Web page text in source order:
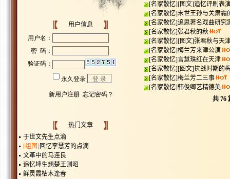
用户信息
热门文章
于世文先生点滴
[组图] 回忆李慧芳的点滴
文革中的马连良
追忆坤生翘楚王则昭
鲜灵霞枯木逢春
[名家散忆][图文]追忆评剧表
[名家散忆]末世王孙与关肃霜
[名家散忆]追思著名戏曲研究
[名家散忆]张君秋的秋
[名家散忆][图文]张君秋与天
[名家散忆]梅兰芳来津公演
[名家散忆]言慧珠红在天津
[名家散忆][图文]抗战时期的
[名家散忆]梅兰芳二三事
[名家散忆]韩俊卿艺精德美
共 76